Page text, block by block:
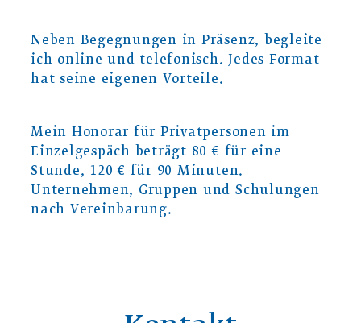
Neben Begegnungen in Präsenz, begleite
ich online und telefonisch. Jedes Format
hat seine eigenen Vorteile.
Mein Honorar für Privatpersonen im
Einzelgespäch beträgt 80 € für eine
Stunde, 120 € für 90 Minuten.
Unternehmen, Gruppen und Schulungen
nach Vereinbarung.